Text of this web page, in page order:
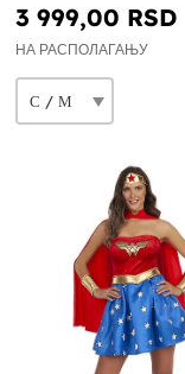
3 999,00 RSD
НА РАСПОЛАГАЊУ